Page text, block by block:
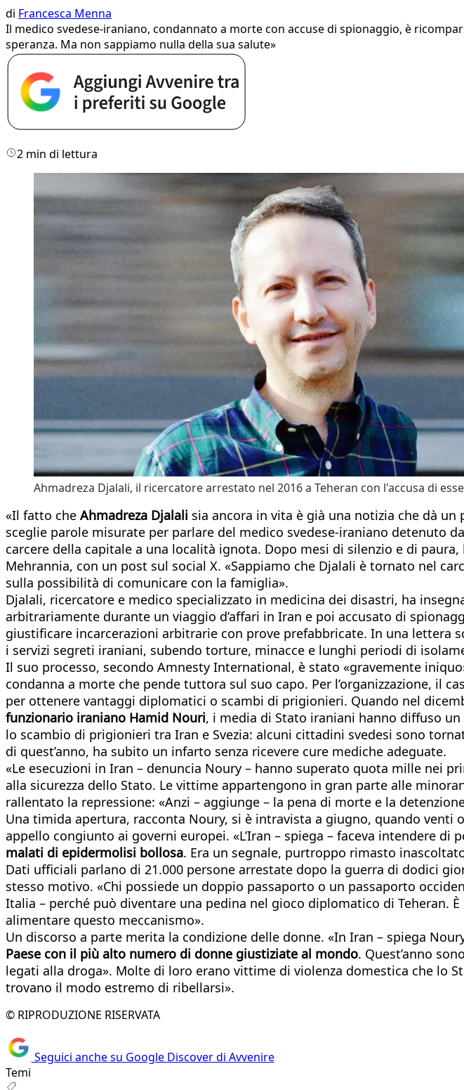
di Francesca Menna
Il medico svedese-iraniano, condannato a morte con accuse di spionaggio, è
speranza. Ma non sappiamo nulla della sua salute»
2 min di lettura
Ahmadreza Djalali, il ricercatore arrestato nel 2016 a Teheran con l'accusa di
«Il fatto che Ahmadreza Djalali sia ancora in vita è già una notizia che dà un
sceglie parole misurate per parlare del medico svedese-iraniano detenuto
carcere della capitale a una località ignota. Dopo mesi di silenzio e di
Mehrannia, con un post sul social X. «Sappiamo che Djalali è tornato nel
sulla possibilità di comunicare con la famiglia».
Djalali, ricercatore e medico specializzato in medicina dei disastri, ha
arbitrariamente durante un viaggio d’affari in Iran e poi accusato di
giustificare incarcerazioni arbitrarie con prove prefabbricate. In una lettera
i servizi segreti iraniani, subendo torture, minacce e lunghi periodi di
Il suo processo, secondo Amnesty International, è stato «gravemente
condanna a morte che pende tuttora sul suo capo. Per l’organizzazione, il
per ottenere vantaggi diplomatici o scambi di prigionieri. Quando nel
funzionario iraniano Hamid Nouri, i media di Stato iraniani hanno diffuso
lo scambio di prigionieri tra Iran e Svezia: alcuni cittadini svedesi sono
di quest’anno, ha subito un infarto senza ricevere cure mediche adeguate.
«Le esecuzioni in Iran – denuncia Noury – hanno superato quota mille nei
alla sicurezza dello Stato. Le vittime appartengono in gran parte alle
rallentato la repressione: «Anzi – aggiunge – la pena di morte e la
Una timida apertura, racconta Noury, si è intravista a giugno, quando venti
appello congiunto ai governi europei. «L’Iran – spiega – faceva intendere
malati di epidermolisi bollosa. Era un segnale, purtroppo rimasto
Dati ufficiali parlano di 21.000 persone arrestate dopo la guerra di dodici
stesso motivo. «Chi possiede un doppio passaporto o un passaporto
Italia – perché può diventare una pedina nel gioco diplomatico di Teheran.
alimentare questo meccanismo».
Un discorso a parte merita la condizione delle donne. «In Iran – spiega
Paese con il più alto numero di donne giustiziate al mondo. Quest’anno
legati alla droga». Molte di loro erano vittime di violenza domestica che lo
trovano il modo estremo di ribellarsi».
© RIPRODUZIONE RISERVATA
Seguici anche su Google Discover di Avvenire
Temi